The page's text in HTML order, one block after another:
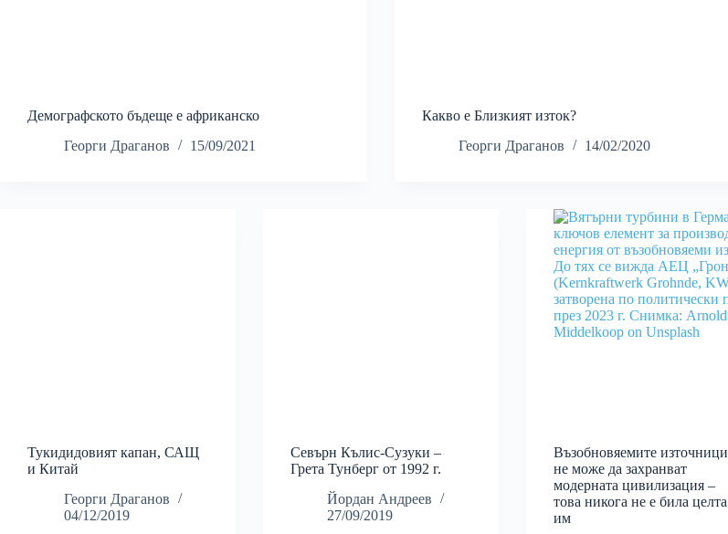
Демографското бъдеще е африканско
Георги Драганов
15/09/2021
Какво е Близкият изток?
Георги Драганов
14/02/2020
Тукидидовият капан, САЩ
и Китай
Георги Драганов
04/12/2019
Севърн Кълис-Сузуки –
Грета Тунберг от 1992 г.
Йордан Андреев
27/09/2019
Възобновяемите източници
не може да захранват
модерната цивилизация –
това никога не е била целта
им